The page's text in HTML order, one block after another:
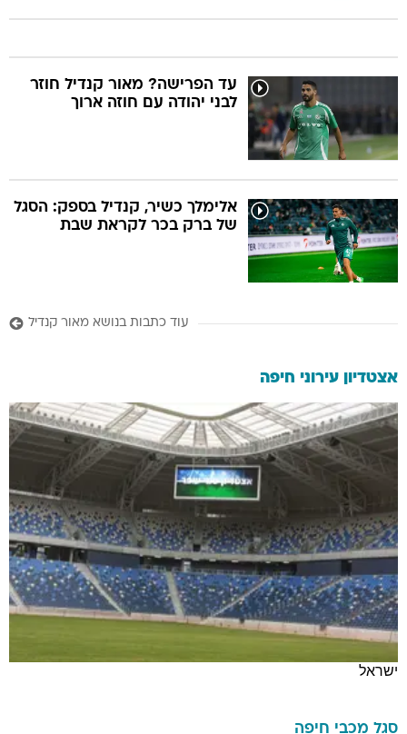
עד הפרישה? מאור קנדיל חוזר
לבני יהודה עם חוזה ארוך
אלימלך כשיר, קנדיל בספק: הסגל
של ברק בכר לקראת שבת
עוד כתבות בנושא מאור קנדיל
אצטדיון עירוני חיפה
ישראל
סגל מכבי חיפה